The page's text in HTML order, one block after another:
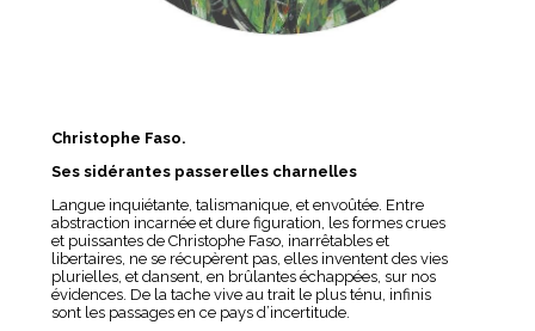
Christophe Faso.
Ses sidérantes passerelles charnelles
Langue inquiétante, talismanique, et envoûtée. Entre
abstraction incarnée et dure figuration, les formes crues
et puissantes de Christophe Faso, inarrêtables et
libertaires, ne se récupèrent pas, elles inventent des vies
plurielles, et dansent, en brûlantes échappées, sur nos
évidences. De la tache vive au trait le plus ténu, infinis
sont les passages en ce pays d’incertitude.